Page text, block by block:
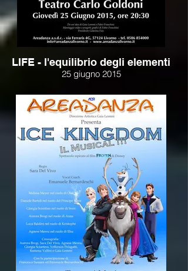
LIFE - l'equilibrio degli elementi
25 giugno 2015